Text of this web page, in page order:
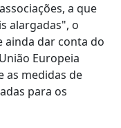
a que
alargadas", o
ainda dar conta do
Europeia
as medidas de
para os